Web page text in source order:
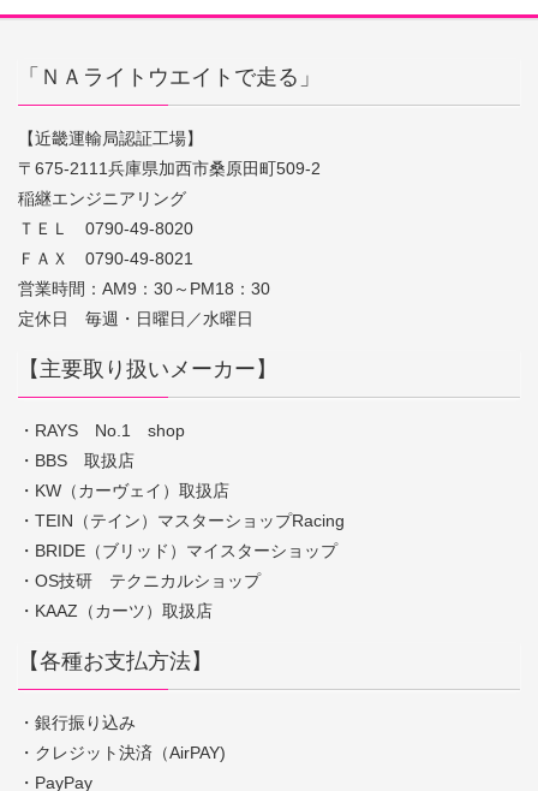
「ＮＡライトウエイトで走る」
【近畿運輸局認証工場】
〒675-2111兵庫県加西市桑原田町509-2
稲継エンジニアリング
ＴＥＬ 0790-49-8020
ＦＡＸ 0790-49-8021
営業時間：AM9：30～PM18：30
定休日 毎週・日曜日／水曜日
【主要取り扱いメーカー】
・RAYS No.1 shop
・BBS 取扱店
・KW（カーヴェイ）取扱店
・TEIN（テイン）マスターショップRacing
・BRIDE（ブリッド）マイスターショップ
・OS技研 テクニカルショップ
・KAAZ（カーツ）取扱店
【各種お支払方法】
・銀行振り込み
・クレジット決済（AirPAY)
・PayPay